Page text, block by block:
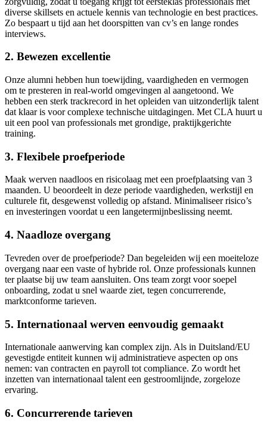
diverse skillsets en actuele kennis van technologie en best practices.
Zo bespaart u tijd aan het doorspitten van cv’s en lange rondes
interviews.
2. Bewezen excellentie
Onze alumni hebben hun toewijding, vaardigheden en vermogen
om te presteren in real‑world omgevingen al aangetoond. We
hebben een sterk trackrecord in het opleiden van uitzonderlijk talent
dat klaar is voor complexe technische uitdagingen. Met CLA huurt u
uit een pool van professionals met grondige, praktijkgerichte
training.
3. Flexibele proefperiode
Maak werven naadloos en risicolaag met een proefplaatsing van 3
maanden. U beoordeelt in deze periode vaardigheden, werkstijl en
culturele fit, desgewenst volledig op afstand. Minimaliseer risico’s
en investeringen voordat u een langetermijnbeslissing neemt.
4. Naadloze overgang
Tevreden over de proefperiode? Dan begeleiden wij een moeiteloze
overgang naar een vaste of hybride rol. Onze professionals kunnen
ter plaatse bij uw team aansluiten. Ons team zorgt voor soepel
onboarding, zodat u snel waarde ziet, tegen concurrerende,
marktconforme tarieven.
5. Internationaal werven eenvoudig gemaakt
Internationale aanwerving kan complex zijn. Als in Duitsland/EU
gevestigde entiteit kunnen wij administratieve aspecten op ons
nemen: van contracten en payroll tot compliance. Zo wordt het
inzetten van internationaal talent een gestroomlijnde, zorgeloze
ervaring.
6. Concurrerende tarieven